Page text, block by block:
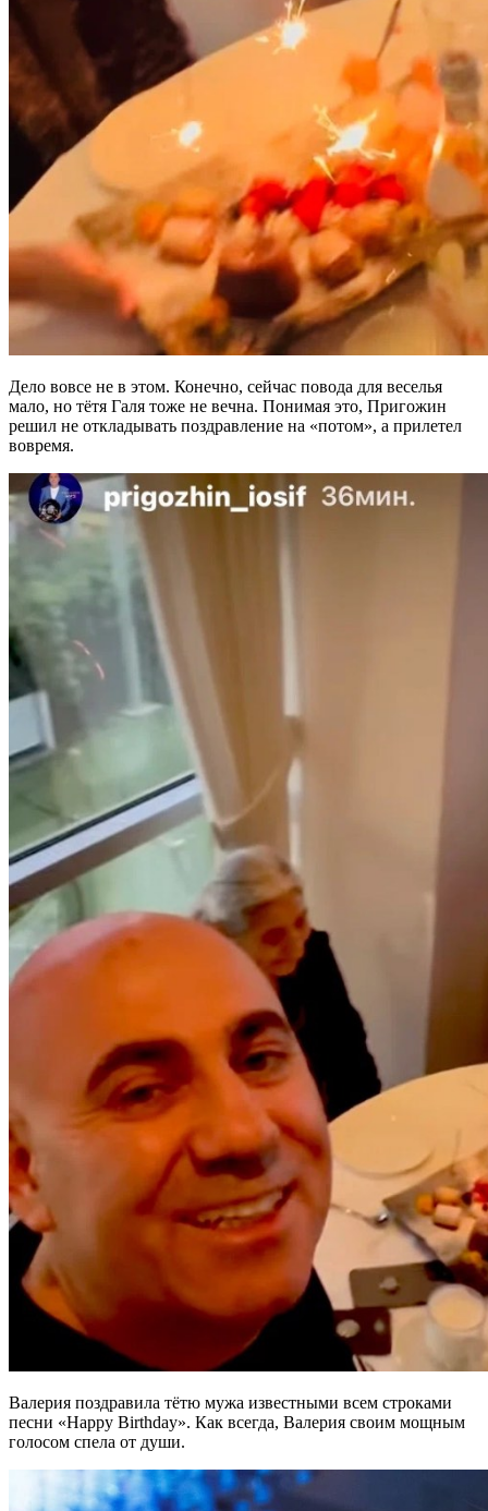
Дело вовсе не в этом. Конечно, сейчас повода для веселья
мало, но тётя Галя тоже не вечна. Понимая это, Пригожин
решил не откладывать поздравление на «потом», а прилетел
вовремя.
Валерия поздравила тётю мужа известными всем строками
песни «Happy Birthday». Как всегда, Валерия своим мощным
голосом спела от души.